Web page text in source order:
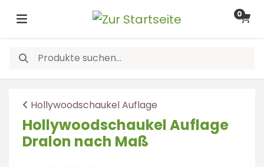
0
Hollywoodschaukel Auflage
Hollywoodschaukel Auflage
Dralon nach Maß